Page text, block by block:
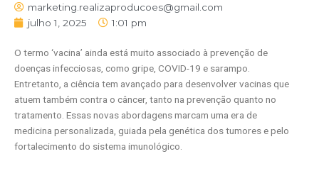
marketing.realizaproducoes@gmail.com
julho 1, 2025
1:01 pm
O termo ‘vacina’ ainda está muito associado à prevenção de
doenças infecciosas, como gripe, COVID-19 e sarampo.
Entretanto, a ciência tem avançado para desenvolver vacinas que
atuem também contra o câncer, tanto na prevenção quanto no
tratamento. Essas novas abordagens marcam uma era de
medicina personalizada, guiada pela genética dos tumores e pelo
fortalecimento do sistema imunológico.